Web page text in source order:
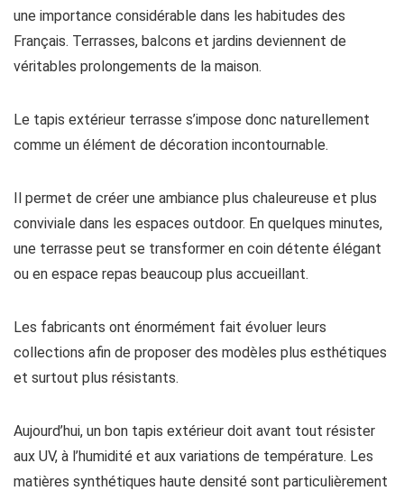
une importance considérable dans les habitudes des
Français. Terrasses, balcons et jardins deviennent de
véritables prolongements de la maison.
Le tapis extérieur terrasse s’impose donc naturellement
comme un élément de décoration incontournable.
Il permet de créer une ambiance plus chaleureuse et plus
conviviale dans les espaces outdoor. En quelques minutes,
une terrasse peut se transformer en coin détente élégant
ou en espace repas beaucoup plus accueillant.
Les fabricants ont énormément fait évoluer leurs
collections afin de proposer des modèles plus esthétiques
et surtout plus résistants.
Aujourd’hui, un bon tapis extérieur doit avant tout résister
aux UV, à l’humidité et aux variations de température. Les
matières synthétiques haute densité sont particulièrement